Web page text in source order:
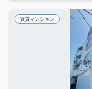
賃貸マンション